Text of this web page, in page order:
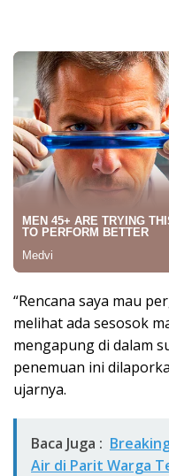
“Rencana saya mau
melihat ada sesosok
mengapung di dalam
penemuan ini
ujarnya.
Baca Juga :
Air di Parit Warga